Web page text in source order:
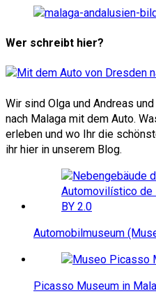
Wer schreibt hier?
Wir sind Olga und Andreas
nach Malaga mit dem Auto.
erleben und wo Ihr die
ihr hier in unserem Blog.
Automobilmuseum
Picasso Museum in